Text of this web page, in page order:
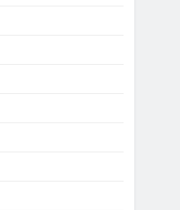
से उपजे सवाल